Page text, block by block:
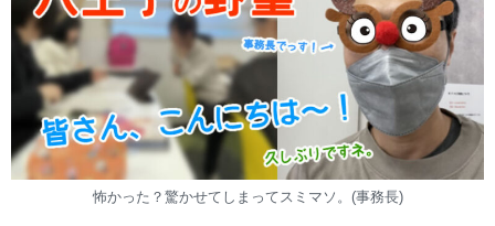
怖かった？驚かせてしまってスミマソ。(事務長)